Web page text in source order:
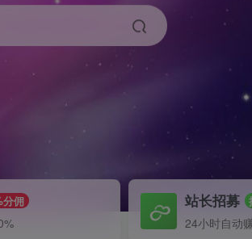
分佣 站长招募
24小时自动